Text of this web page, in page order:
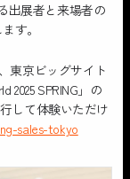
出展者と来場者の
す。
東京ビッグサイト
2025 SPRING」の
して体験いただけ
sales-tokyo